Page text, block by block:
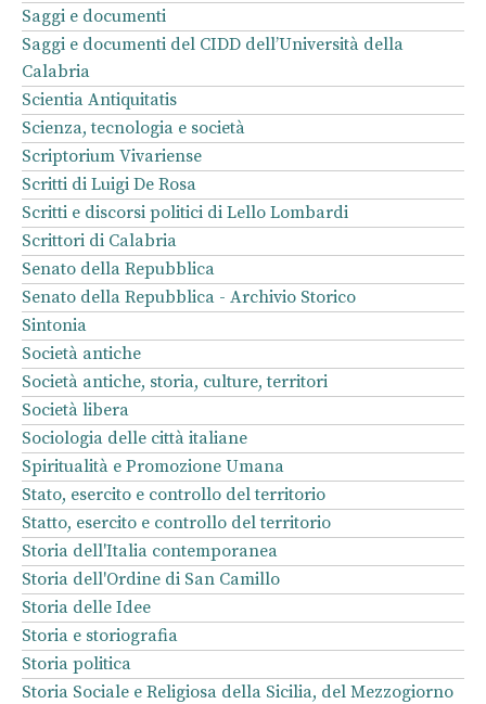
Saggi e documenti
Saggi e documenti del CIDD dell’Università della
Calabria
Scientia Antiquitatis
Scienza, tecnologia e società
Scriptorium Vivariense
Scritti di Luigi De Rosa
Scritti e discorsi politici di Lello Lombardi
Scrittori di Calabria
Senato della Repubblica
Senato della Repubblica - Archivio Storico
Sintonia
Società antiche
Società antiche, storia, culture, territori
Società libera
Sociologia delle città italiane
Spiritualità e Promozione Umana
Stato, esercito e controllo del territorio
Statto, esercito e controllo del territorio
Storia dell'Italia contemporanea
Storia dell'Ordine di San Camillo
Storia delle Idee
Storia e storiografia
Storia politica
Storia Sociale e Religiosa della Sicilia, del Mezzogiorno